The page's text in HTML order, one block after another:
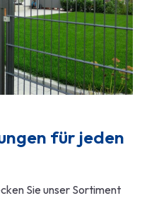
für jeden
Sie unser Sortiment